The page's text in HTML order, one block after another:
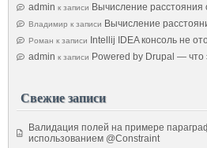
admin к записи Вычисление расстояния
Владимир к записи Вычисление
Роман к записи Intellij IDEA консоль не
admin к записи Powered by Drupal — что
Свежие записи
Валидация полей на примере
использованием @Constraint